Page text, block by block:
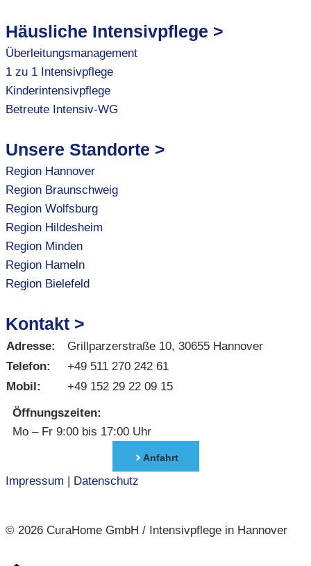
Häusliche Intensivpflege >
Überleitungsmanagement
1 zu 1 Intensivpflege
Kinderintensivpflege
Betreute Intensiv-WG
Unsere Standorte >
Region Hannover
Region Braunschweig
Region Wolfsburg
Region Hildesheim
Region Minden
Region Hameln
Region Bielefeld
Kontakt >
Adresse:
Grillparzerstraße 10, 30655 Hannover
Telefon:
+49 511 270 242 61
Mobil:
+49 152 29 22 09 15
Öffnungszeiten:
Mo – Fr 9:00 bis 17:00 Uhr
Anfahrt
Impressum Datenschutz
© 2026 CuraHome GmbH / Intensivpflege in Hannover